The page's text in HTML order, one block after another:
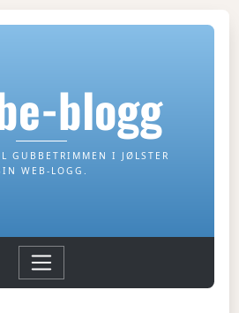
blogg
GUBBETRIMMEN I JØLSTER
WEB-LOGG.